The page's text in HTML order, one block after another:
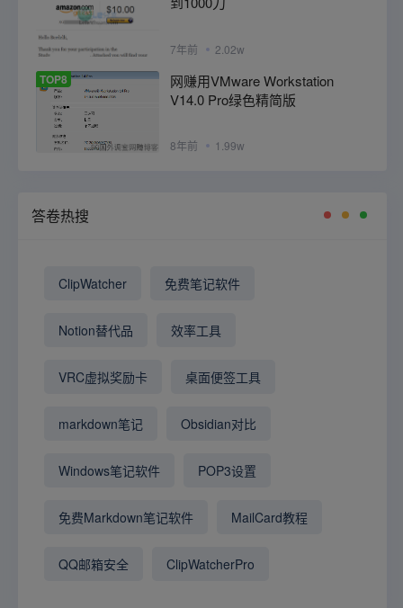
7年前 2.02w
TOP8
网赚用VMware Workstation
V14.0 Pro绿色精简版
8年前 1.99w
答卷热搜
ClipWatcher 免费笔记软件
Notion替代品 效率工具
VRC虚拟奖励卡 桌面便签工具
markdown笔记 Obsidian对比
Windows笔记软件 POP3设置
免费Markdown笔记软件 MailCard教程
QQ邮箱安全 ClipWatcherPro